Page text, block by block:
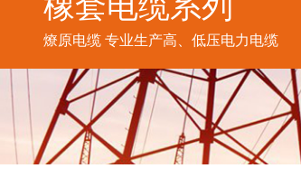
燎原电缆 专业生产高、低压电力电缆